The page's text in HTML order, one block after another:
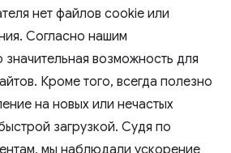
нет файлов cookie или
Согласно нашим
возможность для
Кроме того, всегда полезно
на новых или нечастых
загрузкой. Судя по
мы наблюдали ускорение